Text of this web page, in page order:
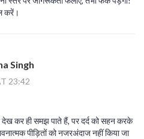
करें।
Singh
23:42
देख कर ही समझ पाते हैं, पर दर्द को सहन करके
पीड़ितों को नजरअंदाज नहीं किया जा